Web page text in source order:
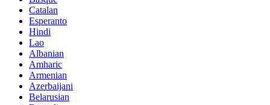
Catalan
Esperanto
Hindi
Lao
Albanian
Amharic
Armenian
Azerbaijani
Belarusian